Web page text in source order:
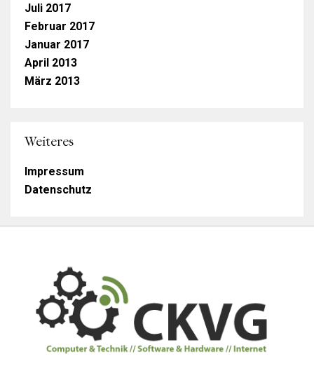
Juli 2017
Februar 2017
Januar 2017
April 2013
März 2013
Weiteres
Impressum
Datenschutz